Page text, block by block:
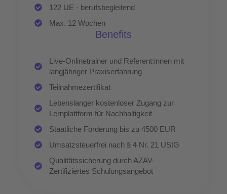
122 UE - berufsbegleitend
Max. 12 Wochen
Benefits
Live-Onlinetrainer und Referent:innen mit
langjähriger Praxiserfahrung
Teilnahmezertifikat
Lebenslanger kostenloser Zugang zur
Lernplattform für Nachhaltigkeit
Staatliche Förderung bis zu 4500 EUR
Umsatzsteuerfrei nach § 4 Nr. 21 UStG
Qualitätssicherung durch AZAV-
Zertifiziertes Schulungsangebot